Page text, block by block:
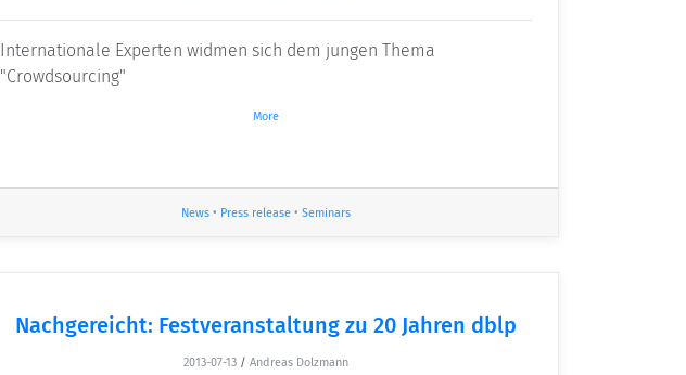
Internationale Experten widmen sich dem jungen Thema
"Crowdsourcing"
More
News • Press release • Seminars
Nachgereicht: Festveranstaltung zu 20 Jahren dblp
2013-07-13 / Andreas Dolzmann